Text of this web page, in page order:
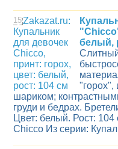
15
белый,
"горох",
шариком;
груди и бедрах.
Цвет: белый. Рост:
Chicco Из серии: